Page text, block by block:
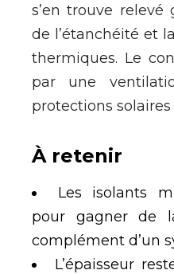
s’en trouve
de l’étanchéité et
thermiques. Le
par une
protections solaires
À retenir
Les isolants
pour gagner de
complément d’un
L’épaisseur